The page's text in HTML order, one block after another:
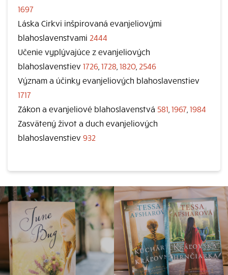
1697
Láska Cirkvi inšpirovaná evanjeliovými
blahoslavenstvami 2444
Učenie vyplývajúce z evanjeliových
blahoslavenstiev 1726 1728 1820 2546
Význam a účinky evanjeliových blahoslavenstiev
1717
Zákon a evanjeliové blahoslavenstvá 581 1967 1984
Zasvätený život a duch evanjeliových
blahoslavenstiev 932